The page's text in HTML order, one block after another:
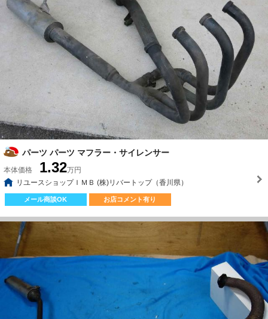
パーツ パーツ マフラー・サイレンサー
本体価格 1.32万円
リユースショップＩＭＢ (株)リバートップ（香川県）
メール商談OK お店コメント有り